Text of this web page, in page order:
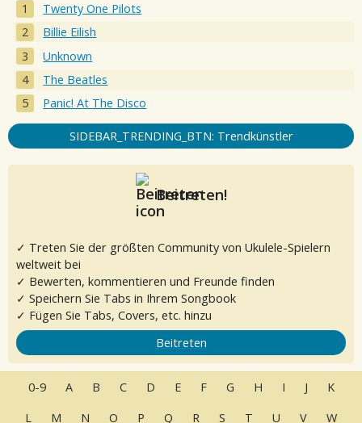
Twenty One Pilots
Billie Eilish
Unknown
The Beatles
Panic! At The Disco
SIDEBAR_TRENDING_BTN: Trendkünstler
Beitreten!
✓ Treten Sie der größten Community von Ukulele-Spielern
weltweit bei
✓ Bewerten, kommentieren und Freunde finden
✓ Speichern Sie Tabs in Ihrem Songbook
✓ Fügen Sie Tabs, Covers, etc. hinzu
Beitreten
0-9 A B C D E F G H I J
K
L
M N O P Q R S T U V W